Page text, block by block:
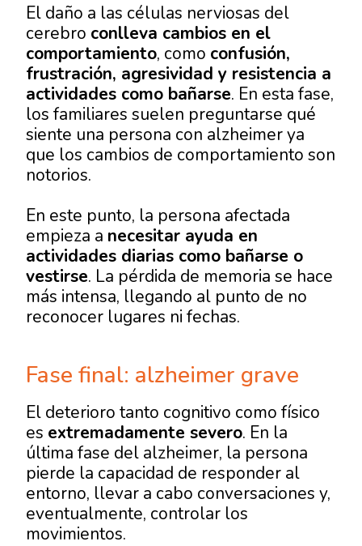
El daño a las células nerviosas del
cerebro conlleva cambios en el
comportamiento, como confusión,
frustración, agresividad y resistencia a
actividades como bañarse. En esta fase,
los familiares suelen preguntarse qué
siente una persona con alzheimerya
que los cambios de comportamiento son
notorios.
En este punto, la persona afectada
empieza a necesitar ayuda en
actividades diarias como bañarse o
vestirse. La pérdida de memoria se hace
más intensa, llegando al punto de no
reconocer lugares ni fechas.
Fase final: alzheimer grave
El deterioro tanto cognitivo como físico
es extremadamente severo. En la
última fase del alzheimer, la persona
pierde la capacidad de responder al
entorno, llevar a cabo conversaciones y,
eventualmente, controlar los
movimientos.